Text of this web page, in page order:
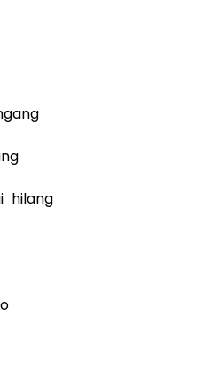
hilang